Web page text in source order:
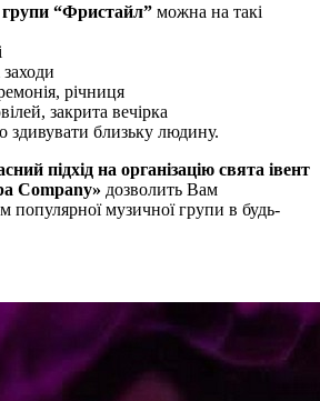
“Фристайл” можна на такі
річниця
закрита вечірка
здивувати близьку людину.
підхід на організацію свята івент
Company» дозволить Вам
популярної музичної групи в будь-